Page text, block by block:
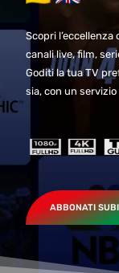
Scopri
canali live, film,
Goditi la tua TV
sia, con un
ABBONATI